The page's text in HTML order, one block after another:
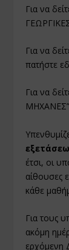
Για να
Για να
πατήστε
Για να
ΜΗΧΑΝΕΣ”
έτσι, οι
αίθουσες
κάθε
Για τους
ακόμη
ερχόμενη